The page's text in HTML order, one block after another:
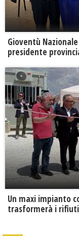
Gioventù
presidente
Un maxi impianto
trasformerà i